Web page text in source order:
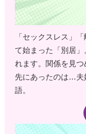
「セックスレス」
て始まった「別居
れます。関係を見
先にあったのは…夫
語。